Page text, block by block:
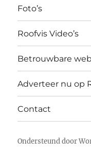
Foto’s
Roofvis Video’s
Betrouwbare
Adverteer nu op
Contact
Ondersteund door